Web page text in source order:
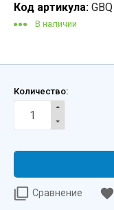
Код артикула:
В наличии
Количество:
Сравнение